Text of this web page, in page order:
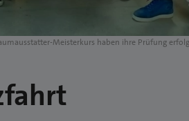
Meisterkurs haben ihre Prüfung